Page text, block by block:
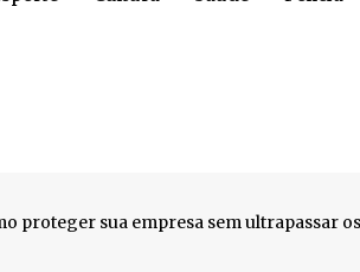
'Todos estão em choque'
proteger sua empresa sem ultrapassar